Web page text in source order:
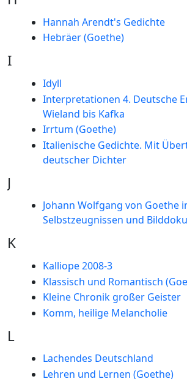
Hannah Arendt's Gedichte
Hebräer (Goethe)
I
Idyll
Interpretationen 4. Deutsche
Wieland bis Kafka
Irrtum (Goethe)
Italienische Gedichte. Mit
deutscher Dichter
J
Johann Wolfgang von Goethe
Selbstzeugnissen und
K
Kalliope 2008-3
Klassisch und Romantisch
Kleine Chronik großer Geister
Komm, heilige Melancholie
L
Lachendes Deutschland
Lehren und Lernen (Goethe)